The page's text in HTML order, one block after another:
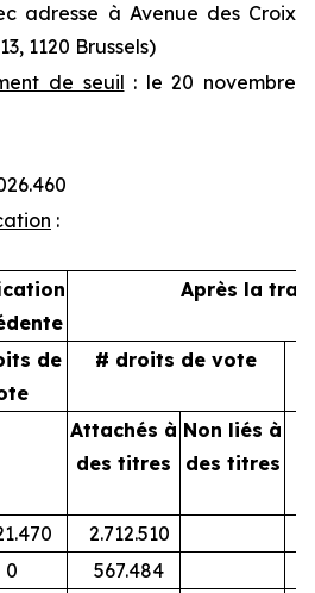
adresse à Avenue des Croix
1120 Brussels)
de seuil : le 20 novembre
:
Après la
de
# droits de vote
Attachés à
des titres
Non liés à
des titres
2.712.510
0
567.484